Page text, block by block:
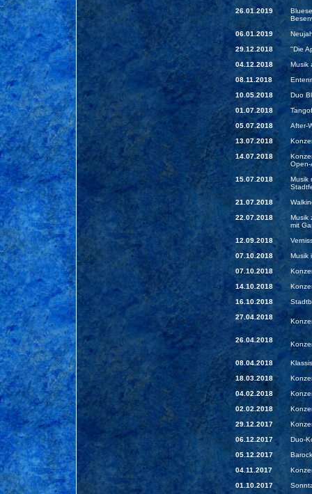
26.01.2019
06.01.2019
29.12.2018
"Die
04.12.2018
Musik
08.11.2018
10.05.2018
Duo
01.07.2018
05.07.2018
After-
13.07.2018
14.07.2018
Open-
15.07.2018
Musik
21.07.2018
22.07.2018
Musik
mit
12.09.2018
07.10.2018
Musik
07.10.2018
14.10.2018
16.10.2018
27.04.2018
26.04.2018
08.04.2018
18.03.2018
04.02.2018
02.02.2018
29.12.2017
06.12.2017
Duo-
05.12.2017
04.11.2017
01.10.2017